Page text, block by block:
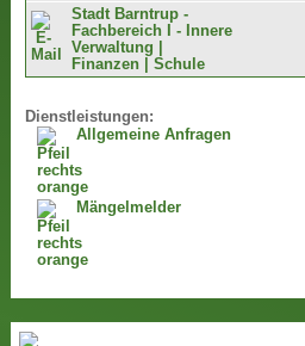
Stadt Barntrup -
Fachbereich I - Innere
Verwaltung |
Finanzen | Schule
Dienstleistungen:
Allgemeine Anfragen
Mängelmelder